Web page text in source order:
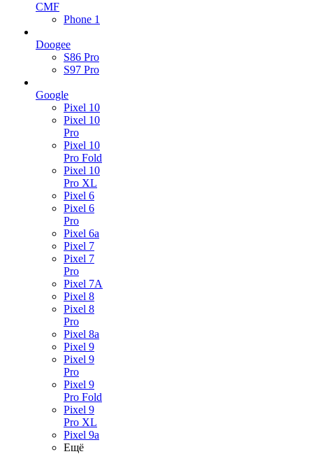
CMF
Phone 1
Doogee
S86 Pro
S97 Pro
Google
Pixel 10
Pixel 10
Pro
Pixel 10
Pro Fold
Pixel 10
Pro XL
Pixel 6
Pixel 6
Pro
Pixel 6a
Pixel 7
Pixel 7
Pro
Pixel 7A
Pixel 8
Pixel 8
Pro
Pixel 8a
Pixel 9
Pixel 9
Pro
Pixel 9
Pro Fold
Pixel 9
Pro XL
Pixel 9a
Ещё